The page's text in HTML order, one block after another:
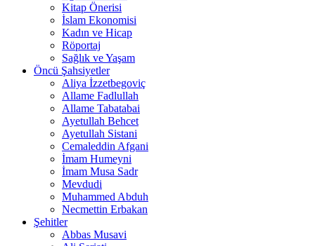
Kitap Önerisi
İslam Ekonomisi
Kadın ve Hicap
Röportaj
Sağlık ve Yaşam
Öncü Şahsiyetler
Aliya İzzetbegoviç
Allame Fadlullah
Allame Tabatabai
Ayetullah Behcet
Ayetullah Sistani
Cemaleddin Afgani
İmam Humeyni
İmam Musa Sadr
Mevdudi
Muhammed Abduh
Necmettin Erbakan
Şehitler
Abbas Musavi